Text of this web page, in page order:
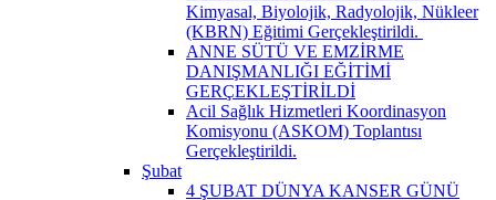
Kimyasal, Biyolojik, Radyolojik, Nükleer
(KBRN) Eğitimi Gerçekleştirildi. ​
ANNE SÜTÜ VE EMZİRME
DANIŞMANLIĞI EĞİTİMİ
GERÇEKLEŞTİRİLDİ
Acil Sağlık Hizmetleri Koordinasyon
Komisyonu (ASKOM) Toplantısı
Gerçekleştirildi.
Şubat
4 ŞUBAT DÜNYA KANSER GÜNÜ